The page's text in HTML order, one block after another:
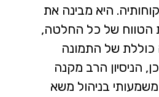
היא מבינה את
הטווח של כל החלטה,
כוללת של התמונה
הניסיון הרב מקנה
משמעותי בניהול משא